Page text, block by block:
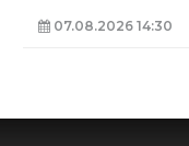
07.08.2026 14:30